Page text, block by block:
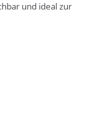
und ideal zur